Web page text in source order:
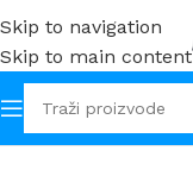
Skip to navigation
Skip to main content
Početna Ostalo